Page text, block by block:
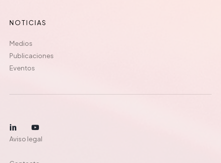
NOTICIAS
Medios
Publicaciones
Eventos
Aviso legal